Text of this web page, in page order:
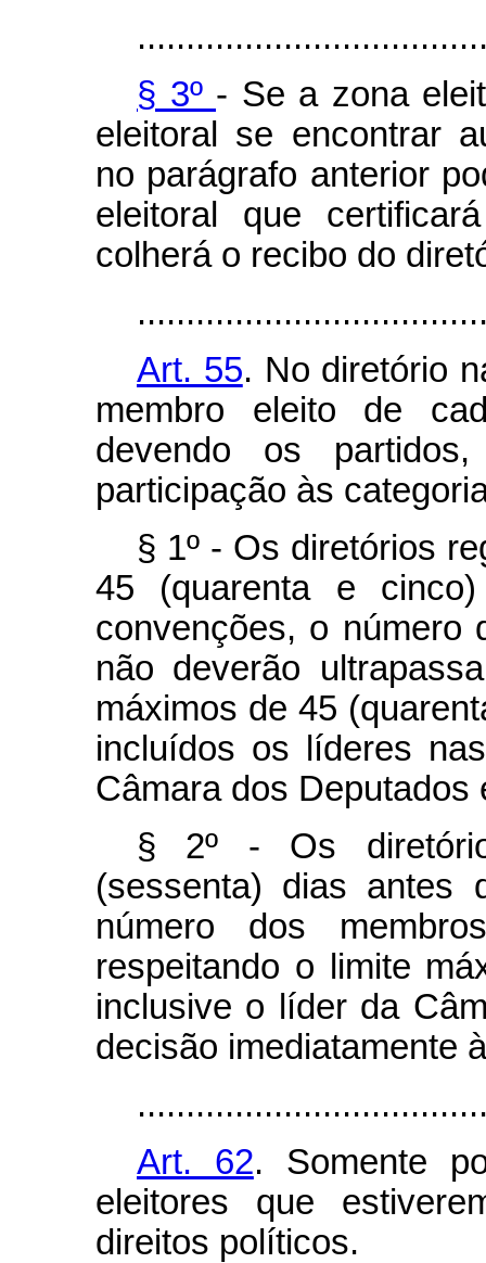
§ 3º - Se a zona
eleitoral se encontrar
no parágrafo anterior
eleitoral que
colherá o recibo do
Art. 55. No diretório
membro eleito de
devendo os
participação às
§ 1º - Os diretórios
45 (quarenta e
convenções, o número
não deverão
máximos de 45
incluídos os líderes
Câmara dos Deputados
§ 2º - Os
(sessenta) dias antes
número dos
respeitando o limite
inclusive o líder da
decisão imediatamente
Art. 62. Somente
eleitores que
direitos políticos.